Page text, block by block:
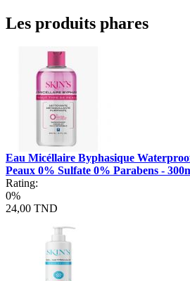
Les produits phares
Eau Micéllaire Byphasique
Peaux 0% Sulfate 0% Parabens -
Rating:
0%
24,00 TND